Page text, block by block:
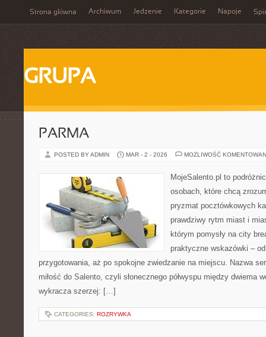
Strona główna Archiwum Jedzenie Kategorie Napoje
GRUPA
PARMA
POSTED BY ADMIN MAR - 2 - 2026 MOŻLIWOŚĆ
MojeSalento.pl to
osobach, które chcą
pryzmat pocztówkowych
prawdziwy rytm miast i
którym pomysły na city
praktyczne wskazówki –
przygotowania, aż po spokojne zwiedzanie na miejscu. Nazwa
miłość do Salento, czyli słonecznego półwyspu między dwiema
wykracza szerzej: […]
CATEGORIES: ROZRYWKA